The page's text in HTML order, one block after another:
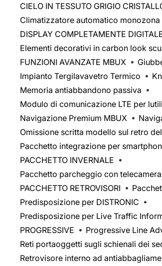
CIELO IN TESSUTO GRIGIO
Climatizzatore automatico monozona
DISPLAY COMPLETAMENTE
Elementi decorativi in carbon look
FUNZIONI AVANZATE MBUX
Impianto Tergilavavetro Termico
Memoria antiabbandono passiva
Modulo di comunicazione LTE per
Navigazione Premium MBUX
Omissione scritta modello sul retro
Pacchetto integrazione per
PACCHETTO INVERNALE
Pacchetto parcheggio con
PACCHETTO RETROVISORI
Predisposizione per DISTRONIC
Predisposizione per Live Traffic
PROGRESSIVE
Progressive Line
Reti portaoggetti sugli schienali dei
Retrovisore interno ad